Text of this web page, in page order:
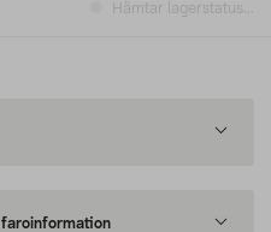
Hämtar lagerstatus...
faroinformation